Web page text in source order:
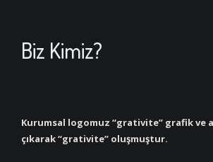
Biz Kimiz?
Kurumsal logomuz “grativite” grafik ve
çıkarak “grativite” oluşmuştur.